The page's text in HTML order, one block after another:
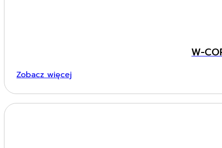
W-
Zobacz więcej